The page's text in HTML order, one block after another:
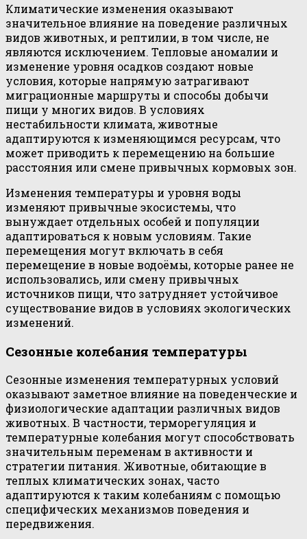
Климатические изменения оказывают
значительное влияние на поведение различных
видов животных, и рептилии, в том числе, не
являются исключением. Тепловые аномалии и
изменение уровня осадков создают новые
условия, которые напрямую затрагивают
миграционные маршруты и способы добычи
пищи у многих видов. В условиях
нестабильности климата, животные
адаптируются к изменяющимся ресурсам, что
может приводить к перемещению на большие
расстояния или смене привычных кормовых зон.
Изменения температуры и уровня воды
изменяют привычные экосистемы, что
вынуждает отдельных особей и популяции
адаптироваться к новым условиям. Такие
перемещения могут включать в себя
перемещение в новые водоёмы, которые ранее не
использовались, или смену привычных
источников пищи, что затрудняет устойчивое
существование видов в условиях экологических
изменений.
Сезонные колебания температуры
Сезонные изменения температурных условий
оказывают заметное влияние на поведенческие и
физиологические адаптации различных видов
животных. В частности, терморегуляция и
температурные колебания могут способствовать
значительным переменам в активности и
стратегии питания. Животные, обитающие в
теплых климатических зонах, часто
адаптируются к таким колебаниям с помощью
специфических механизмов поведения и
передвижения.